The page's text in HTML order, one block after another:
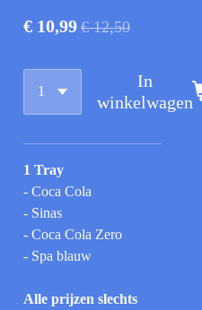
€ 10,99 € 12,50
In
winkelwagen
1 Tray
- Coca Cola
- Sinas
- Coca Cola Zero
- Spa blauw
Alle prijzen slechts